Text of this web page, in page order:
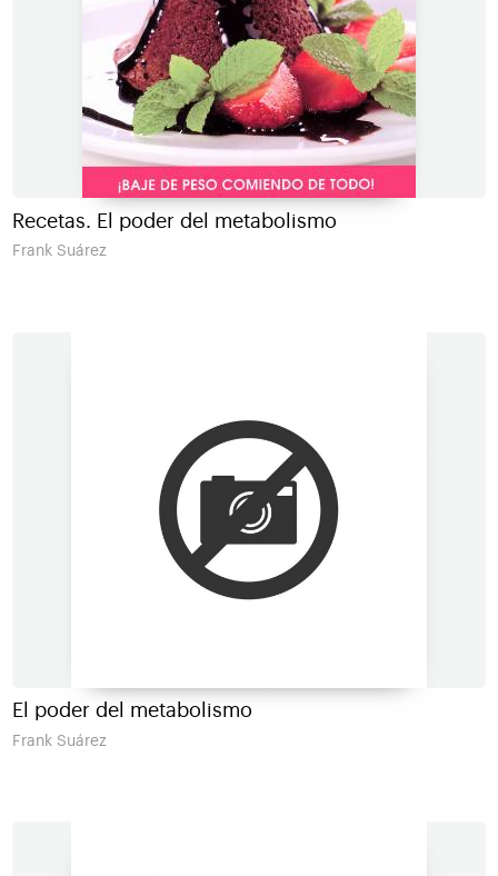
Recetas. El poder del metabolismo
Frank Suárez
El poder del metabolismo
Frank Suárez